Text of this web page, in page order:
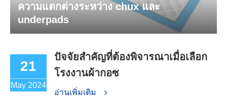
ความแตกต่างระหว่าง chux และ
underpads
21
May 2024
ปัจจัยสำคัญที่ต้องพิจารณาเมื่อเลือก
โรงงานผ้ากอซ
อ่านเพิ่มเติม